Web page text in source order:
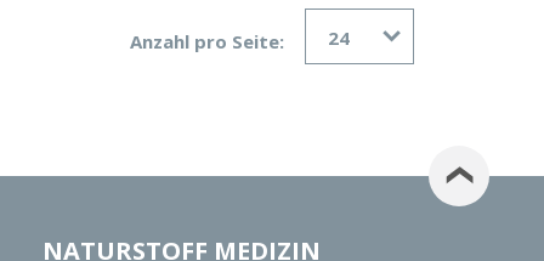
Anzahl pro Seite: 24
NATURSTOFF MEDIZIN